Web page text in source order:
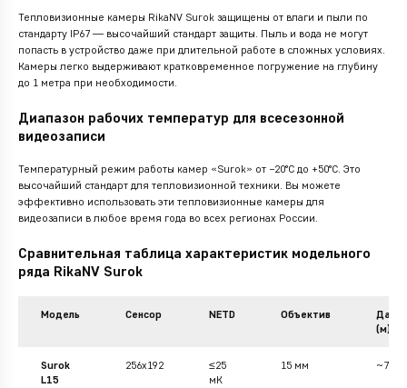
Тепловизионные камеры RikaNV Surok защищены от влаги и пыли по
стандарту IP67 — высочайший стандарт защиты. Пыль и вода не могут
попасть в устройство даже при длительной работе в сложных условиях.
Камеры легко выдерживают кратковременное погружение на глубину
до 1 метра при необходимости.
Диапазон рабочих температур для всесезонной
видеозаписи
Температурный режим работы камер «Surok» от −20°C до +50°C. Это
высочайший стандарт для тепловизионной техники. Вы можете
эффективно использовать эти тепловизионные камеры для
видеозаписи в любое время года во всех регионах России.
Сравнительная таблица характеристик модельного
ряда RikaNV Surok
Модель Сенсор NETD Объектив
(м)
Surok
L15
256x192
≤25
мК
15 мм ~750